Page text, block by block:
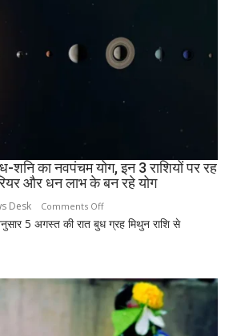
छा
जाएगा
या
नहीं
शनि का नवपंचम योग, इन 3 राशियों पर रह
और धन लाभ के बन रहे योग
Desk Comments Offon
5
बाद
बनेगा
बुध-
शनि
5 अगस्त की रात बुध ग्रह मिथुन राशि से